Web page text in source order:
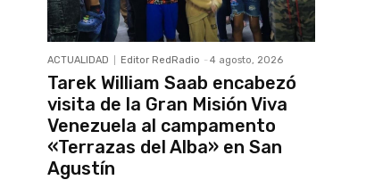
ACTUALIDAD Editor RedRadio - 4 agosto, 2026
Tarek William Saab encabezó
visita de la Gran Misión Viva
Venezuela al campamento
«Terrazas del Alba» en San
Agustín